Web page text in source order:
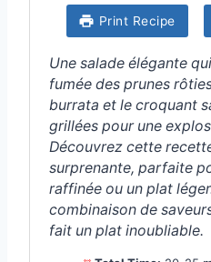
a
a
r
Print Recipe
Une salade élégante
fumée des prunes
burrata et le croquant
grillées pour une
Découvrez cette
surprenante, parfaite
raffinée ou un plat
combinaison de
fait un plat inoubliable.